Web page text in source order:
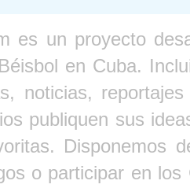
es un proyecto
en Cuba.
noticias,
publiquen sus
Disponemos
o participar en